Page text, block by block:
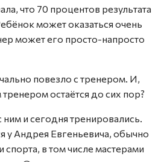
что 70 процентов результата
может оказаться очень
может его просто-напросто
повезло с тренером. И,
остаётся до сих пор?
и сегодня тренировались.
у Андрея Евгеньевича, обычно
спорта, в том числе мастерами